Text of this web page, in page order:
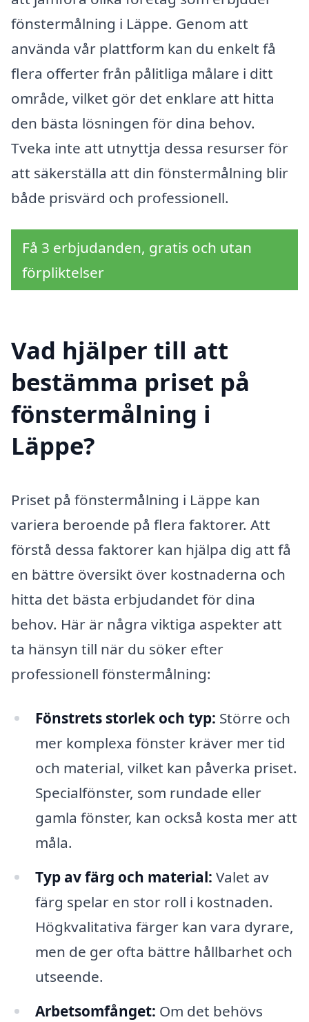
fönstermålning i Läppe. Genom att
använda vår plattform kan du enkelt få
flera offerter från pålitliga målare i ditt
område, vilket gör det enklare att hitta
den bästa lösningen för dina behov.
Tveka inte att utnyttja dessa resurser för
att säkerställa att din fönstermålning blir
både prisvärd och professionell.
Få 3 erbjudanden, gratis och utan
förpliktelser
Vad hjälper till att
bestämma priset på
fönstermålning i
Läppe?
Priset på fönstermålning i Läppe kan
variera beroende på flera faktorer. Att
förstå dessa faktorer kan hjälpa dig att få
en bättre översikt över kostnaderna och
hitta det bästa erbjudandet för dina
behov. Här är några viktiga aspekter att
ta hänsyn till när du söker efter
professionell fönstermålning:
Fönstrets storlek och typ: Större och
mer komplexa fönster kräver mer tid
och material, vilket kan påverka priset.
Specialfönster, som rundade eller
gamla fönster, kan också kosta mer att
måla.
Typ av färg och material: Valet av
färg spelar en stor roll i kostnaden.
Högkvalitativa färger kan vara dyrare,
men de ger ofta bättre hållbarhet och
utseende.
Arbetsomfånget: Om det behövs